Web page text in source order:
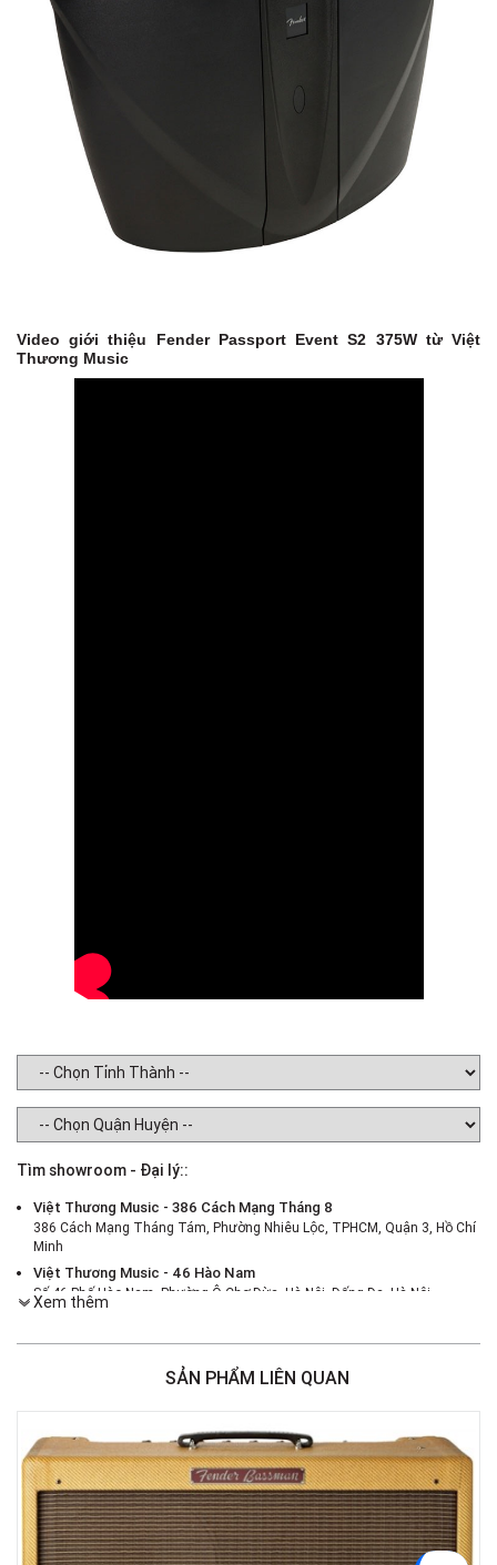
Video giới thiệu Fender Passport Event S2 375W từ Việt
Thương Music
Tìm showroom - Đại lý::
Việt Thương Music - 386 Cách Mạng Tháng 8
386 Cách Mạng Tháng Tám, Phường Nhiêu Lộc, TPHCM, Quận 3, Hồ Chí
Minh
Việt Thương Music - 46 Hào Nam
Số 46 Phố Hào Nam, Phường Ô Chợ Dừa, Hà Nội, Đống Đa, Hà Nội
180B Võ Thị Sáu, Phường Xuân Hòa, TPHCM, Quận 3, Hồ Chí Minh
Việt Thương Music - 187 Trường Chinh, Hà Nội
Số 187 đường Trường Chinh, Phường Phương Liệt, Hà Nội, Thanh Xuân ,
Việt Thương Music - Crescent Mall
6F-01 Tầng 6 Trung Tâm Thương Mại Crescent Mall, 101 Tôn Dật Tiên,
Phường Tân Mỹ, TPHCM, Quận 7, Hồ Chí Minh
Việt Thương Music - 357 Cộng Hòa
357 Cộng Hòa, Phường Tân Bình, TPHCM, Quận Tân Bình, Hồ Chí Minh
Việt Thương Music - 442 Lũy Bán Bích
Xem thêm
SẢN PHẨM LIÊN QUAN